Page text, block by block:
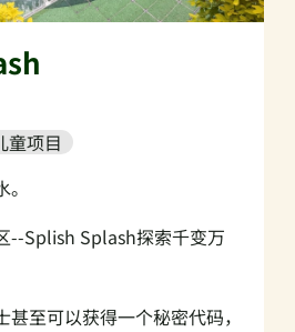
童项目
--Splish Splash探索千变万
至可以获得一个秘密代码，